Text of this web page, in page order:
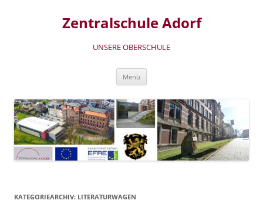
Zentralschule Adorf
UNSERE OBERSCHULE
Menü
KATEGORIEARCHIV: LITERATURWAGEN